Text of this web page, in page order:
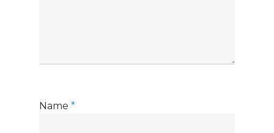
Name *